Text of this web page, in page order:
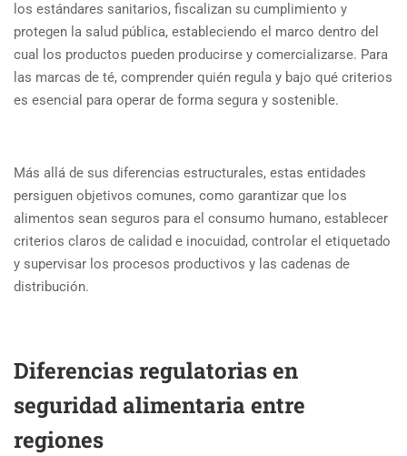
los estándares sanitarios, fiscalizan su cumplimiento y
protegen la salud pública, estableciendo el marco dentro del
cual los productos pueden producirse y comercializarse. Para
las marcas de té, comprender quién regula y bajo qué criterios
es esencial para operar de forma segura y sostenible.
Más allá de sus diferencias estructurales, estas entidades
persiguen objetivos comunes, como garantizar que los
alimentos sean seguros para el consumo humano, establecer
criterios claros de calidad e inocuidad, controlar el etiquetado
y supervisar los procesos productivos y las cadenas de
distribución.
Diferencias regulatorias en
seguridad alimentaria entre
regiones